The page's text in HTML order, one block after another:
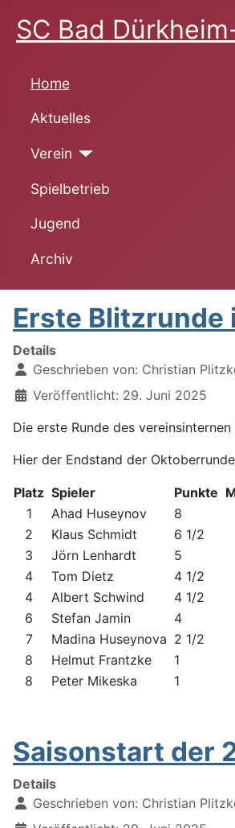
SC Bad
Home
Aktuelles
Verein
Spielbetrieb
Jugend
Archiv
Erste Blitzrunde
Details
Geschrieben von: Christian
Veröffentlicht: 29. Juni 2025
Die erste Runde des
Hier der Endstand der
Platz Spieler Punkte
1
Ahad Huseynov 8
2
Klaus Schmidt 6 1/2
3
Jörn Lenhardt 5
4
Tom Dietz 4 1/2
4
Albert Schwind 4 1/2
6
Stefan Jamin 4
7
Madina Huseynova 2 1/2
8
Helmut Frantzke 1
8
Peter Mikeska 1
Saisonstart der
Details
Geschrieben von: Christian